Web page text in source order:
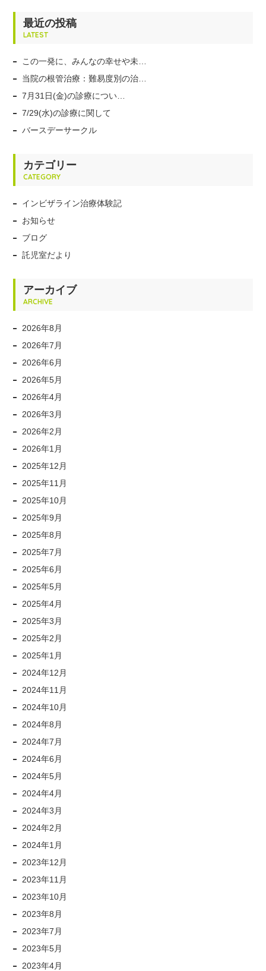
最近の投稿
LATEST
この一発に、みんなの幸せや未…
当院の根管治療：難易度別の治…
7月31日(金)の診療につい…
7/29(水)の診療に関して
バースデーサークル
カテゴリー
CATEGORY
インビザライン治療体験記
お知らせ
ブログ
託児室だより
アーカイブ
ARCHIVE
2026年8月
2026年7月
2026年6月
2026年5月
2026年4月
2026年3月
2026年2月
2026年1月
2025年12月
2025年11月
2025年10月
2025年9月
2025年8月
2025年7月
2025年6月
2025年5月
2025年4月
2025年3月
2025年2月
2025年1月
2024年12月
2024年11月
2024年10月
2024年8月
2024年7月
2024年6月
2024年5月
2024年4月
2024年3月
2024年2月
2024年1月
2023年12月
2023年11月
2023年10月
2023年8月
2023年7月
2023年5月
2023年4月